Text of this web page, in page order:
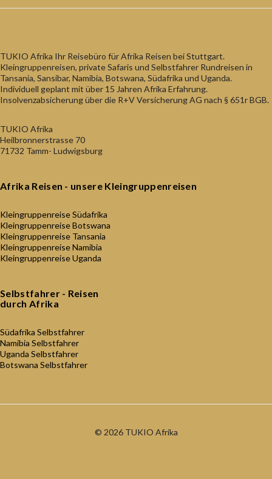
TUKIO Afrika Ihr Reisebüro für Afrika Reisen bei Stuttgart.
Kleingruppenreisen, private Safaris und Selbstfahrer Rundreisen in
Tansania, Sansibar, Namibia, Botswana, Südafrika und Uganda.
Individuell geplant mit über 15 Jahren Afrika Erfahrung.
Insolvenzabsicherung über die R+V Versicherung AG nach § 651r BGB.
TUKIO Afrika
Heilbronnerstrasse 70
71732 Tamm- Ludwigsburg
Afrika Reisen - unsere Kleingruppenreisen
Kleingruppenreise Südafrika
Kleingruppenreise Botswana
Kleingruppenreise Tansania
Kleingruppenreise Namibia
Kleingruppenreise Uganda
Selbstfahrer - Reisen
durch Afrika
Südafrika Selbstfahrer
Namibia Selbstfahrer
Uganda Selbstfahrer
Botswana Selbstfahrer
© 2026 TUKIO Afrika